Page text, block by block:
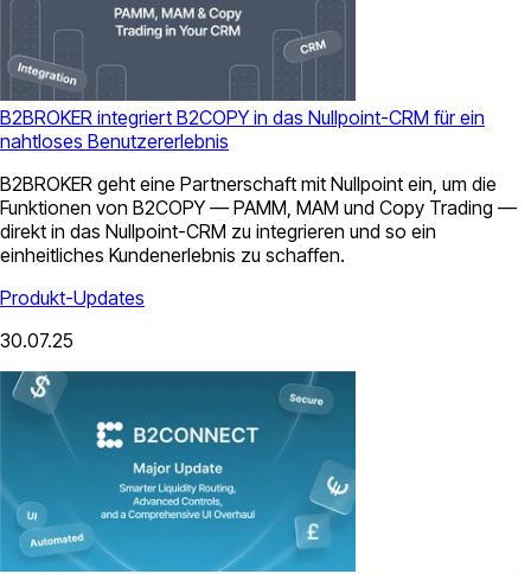
B2BROKER integriert B2COPY in das Nullpoint-CRM für ein
nahtloses Benutzererlebnis
B2BROKER geht eine Partnerschaft mit Nullpoint ein, um die
Funktionen von B2COPY — PAMM, MAM und Copy Trading —
direkt in das Nullpoint-CRM zu integrieren und so ein
einheitliches Kundenerlebnis zu schaffen.
Produkt-Updates
30.07.25